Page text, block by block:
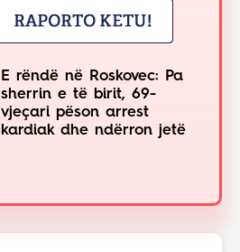
E rëndë në Roskovec: Pa
sherrin e të birit, 69-
vjeçari pëson arrest
kardiak dhe ndërron jetë